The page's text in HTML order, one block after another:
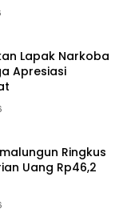
Lapak Narkoba
Apresiasi
Ringkus
Uang Rp46,2